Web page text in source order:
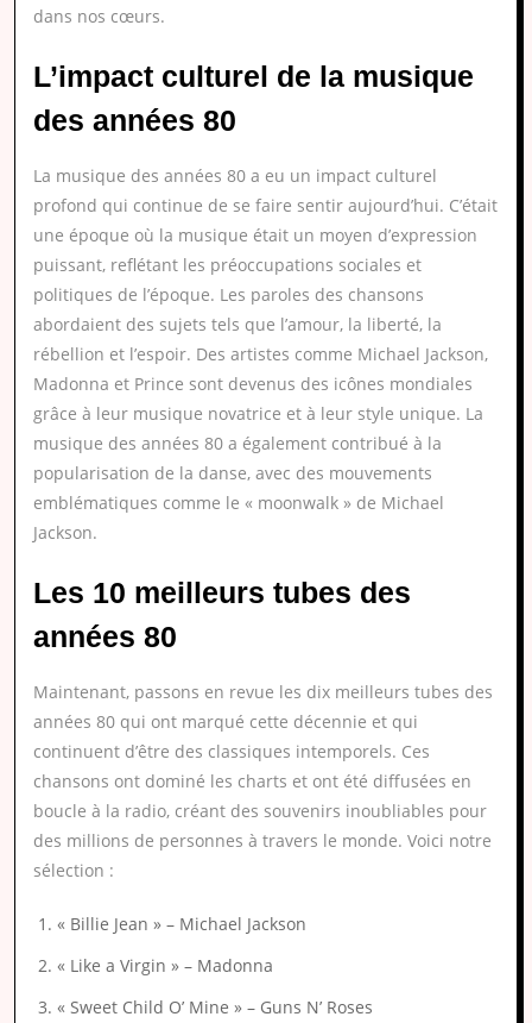
dans nos cœurs.
L’impact culturel de la musique
des années 80
La musique des années 80 a eu un impact culturel
profond qui continue de se faire sentir aujourd’hui. C’était
une époque où la musique était un moyen d’expression
puissant, reflétant les préoccupations sociales et
politiques de l’époque. Les paroles des chansons
abordaient des sujets tels que l’amour, la liberté, la
rébellion et l’espoir. Des artistes comme Michael Jackson,
Madonna et Prince sont devenus des icônes mondiales
grâce à leur musique novatrice et à leur style unique. La
musique des années 80 a également contribué à la
popularisation de la danse, avec des mouvements
emblématiques comme le « moonwalk » de Michael
Jackson.
Les 10 meilleurs tubes des
années 80
Maintenant, passons en revue les dix meilleurs tubes des
années 80 qui ont marqué cette décennie et qui
continuent d’être des classiques intemporels. Ces
chansons ont dominé les charts et ont été diffusées en
boucle à la radio, créant des souvenirs inoubliables pour
des millions de personnes à travers le monde. Voici notre
sélection :
« Billie Jean » – Michael Jackson
« Like a Virgin » – Madonna
« Sweet Child O’ Mine » – Guns N’ Roses